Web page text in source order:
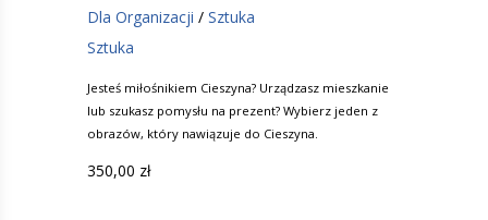
Dla Organizacji / Sztuka
Sztuka
Jesteś miłośnikiem Cieszyna? Urządzasz mieszkanie
lub szukasz pomysłu na prezent? Wybierz jeden z
obrazów, który nawiązuje do Cieszyna.
350,00 zł